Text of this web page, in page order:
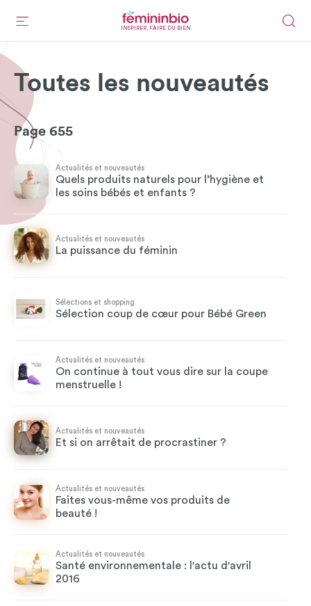
INSPIRER, FAIRE DU BIEN
Toutes les nouveautés
Page 655
Actualités et nouveautés
Quels produits naturels pour l’hygiène et
les soins bébés et enfants ?
Actualités et nouveautés
La puissance du féminin
Sélections et shopping
Sélection coup de cœur pour Bébé Green
Actualités et nouveautés
On continue à tout vous dire sur la coupe
menstruelle !
Actualités et nouveautés
Et si on arrêtait de procrastiner ?
Actualités et nouveautés
Faites vous-même vos produits de
beauté !
Actualités et nouveautés
Santé environnementale : l'actu d'avril
2016